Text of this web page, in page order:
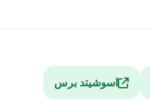
اسوشيتد برس